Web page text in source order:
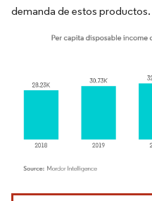
demanda de estos productos.
Imagen © Mordor Intelligence. El